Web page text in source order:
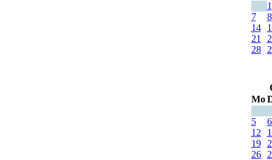
1
7
8
14
21
28
Mo
5
6
12
19
26